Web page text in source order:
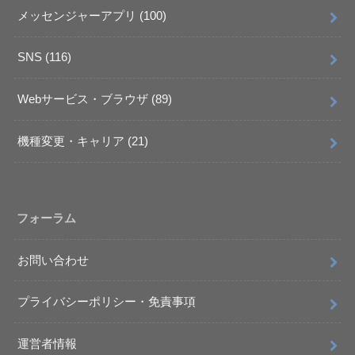
メッセンジャーアプリ (100)
SNS (116)
Webサービス・ブラウザ (89)
機種変更・キャリア (21)
フォーラム
お問い合わせ
プライバシーポリシー・免責事項
運営者情報